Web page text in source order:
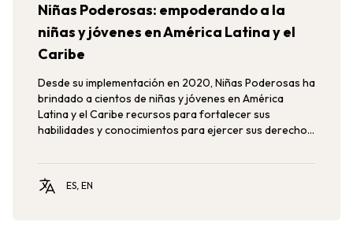
Niñas Poderosas: empoderando a la
niñas y jóvenes en América Latina y el
Caribe
Desde su implementación en 2020, Niñas Poderosas ha
brindado a cientos de niñas y jóvenes en América
Latina y el Caribe recursos para fortalecer sus
habilidades y conocimientos para ejercer sus derechos,
empoderamiento de las niñas y adolescentes en la
región.
ES, EN